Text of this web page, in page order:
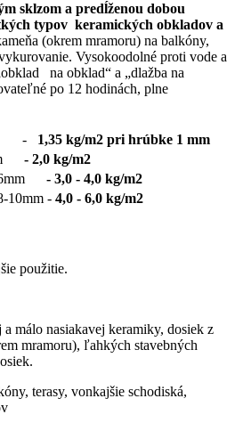
sklzom a predĺženou dobou
typov keramických obkladov a
(okrem mramoru) na balkóny,
Vysokoodolné proti vode a
na obklad“ a „dlažba na
po 12 hodinách, plne
- 1,35 kg/m2 pri hrúbke 1 mm
- 2,0 kg/m2
- 3,0 - 4,0 kg/m2
10mm - 4,0 - 6,0 kg/m2
použitie.
a málo nasiakavej keramiky, dosiek z
mramoru), ľahkých stavebných
terasy, vonkajšie schodiská,